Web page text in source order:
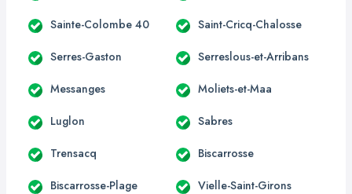
Sainte-Colombe 40 Saint-Cricq-Chalosse
Serres-Gaston Serreslous-et-Arribans
Messanges Moliets-et-Maa
Luglon Sabres
Trensacq Biscarrosse
Biscarrosse-Plage Vielle-Saint-Girons